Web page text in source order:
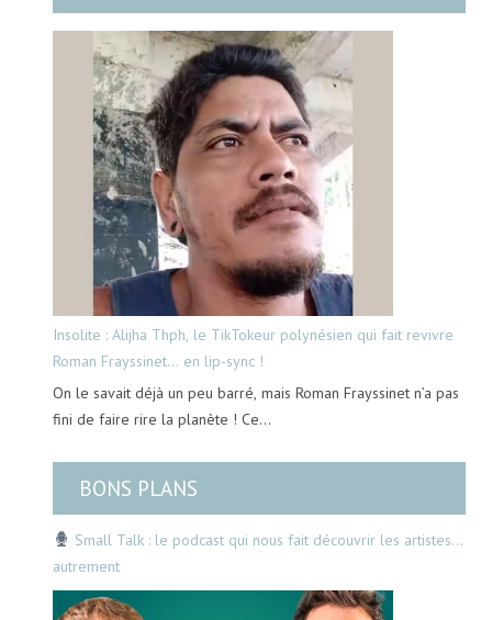
Insolite : Alijha Thph, le TikTokeur polynésien qui fait revivre
Roman Frayssinet… en lip-sync !
On le savait déjà un peu barré, mais Roman Frayssinet n’a pas
fini de faire rire la planète ! Ce…
BONS PLANS
Small Talk : le podcast qui nous fait découvrir les artistes…
autrement